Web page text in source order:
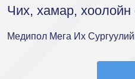
Чих, хамар, хоолойн
Медипол Мега Их